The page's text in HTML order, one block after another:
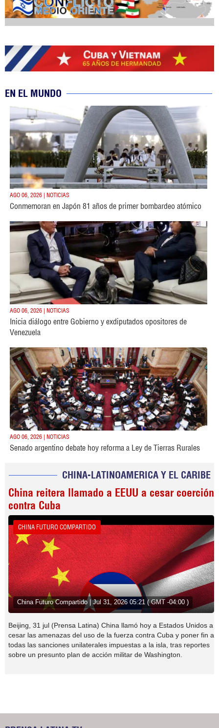
EN EL MUNDO
AGO 06, 2026 | NOTICIAS
Conmemoran en Japón 81 años de primer bombardeo atómico
AGO 06, 2026 | NOTICIAS
Inicia diálogo entre Gobierno y exdiputados opositores de
Venezuela
AGO 06, 2026 | NOTICIAS
Senado argentino debate hoy reforma a Ley de Tierras Rurales
CHINA-LATINOAMERICA Y EL CARIBE
China reitera llamado a EEUU a cesar coerción
contra Cuba
CHINA FUTURO COMPARTIDO
China Futuro Compartido | Jul 31, 2026 05:21 ( GMT -04:00 )
Beijing, 31 jul (Prensa Latina) China llamó hoy a Estados Unidos a
cesar las amenazas del uso de la fuerza contra Cuba y poner fin a
todas las sanciones unilaterales impuestas a la isla, tras reportes
sobre un presunto plan de acción militar de Washington.